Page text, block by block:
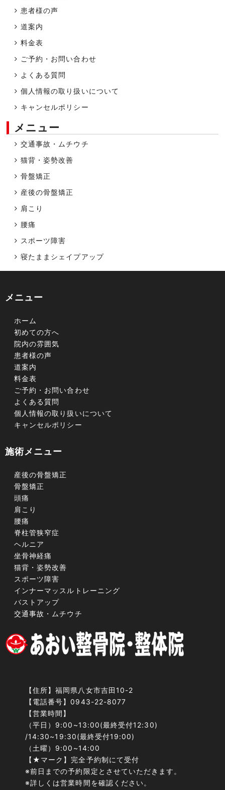
患者様の声
道案内
料金表
ご予約・お問い合わせ
よくある質問
個人情報の取り扱いについて
キャンセルポリシー
メニュー
交通事故・ムチウチ
猫背・姿勢改善
骨盤矯正
産後の骨盤矯正
肩こり
腰痛
スポーツ障害
寝たままシェイプアップ
メニュー
ホーム
初めての方へ
院内の雰囲気
患者様の声
道案内
料金表
ご予約・お問い合わせ
よくある質問
個人情報の取り扱いについて
キャンセルポリシー
施術メニュー
産後の骨盤矯正
骨盤矯正
頭痛
肩こり
腰痛
脊柱管狭窄症
ヘルニア
坐骨神経痛
猫背・姿勢改善
スポーツ障害
インナーマッスルトレーニング
バストアップ
交通事故・ムチウチ
【住所】福岡県八女市吉田10-2
【電話番号】0943-22-8077
【営業時間】
（平日）9:00~13:00(最終受付12:30)
/14:30~19:30(最終受付19:00)
（土曜）9:00~14:00
【★マーク】完全予約制にて受付
※前日までの予約限定とさせていただきます。
※詳しくは営業時間を確認ください。